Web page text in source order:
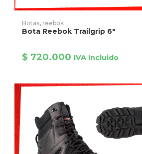
Botas, reebok
Bota Reebok Trailgrip 6″
$ 720.000 IVA Incluido